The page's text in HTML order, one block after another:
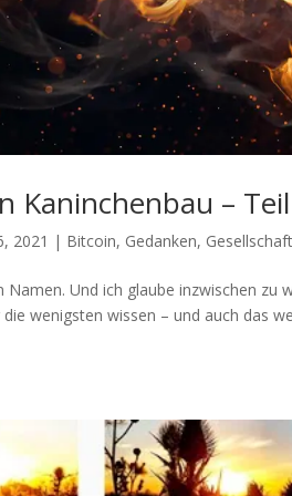
Kaninchenbau – Teil
2021 | Bitcoin, Gedanken, Gesellschaft
Namen. Und ich glaube inzwischen
wenigsten wissen – und auch das